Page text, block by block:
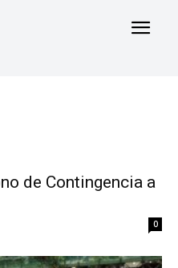
de Contingencia a
0